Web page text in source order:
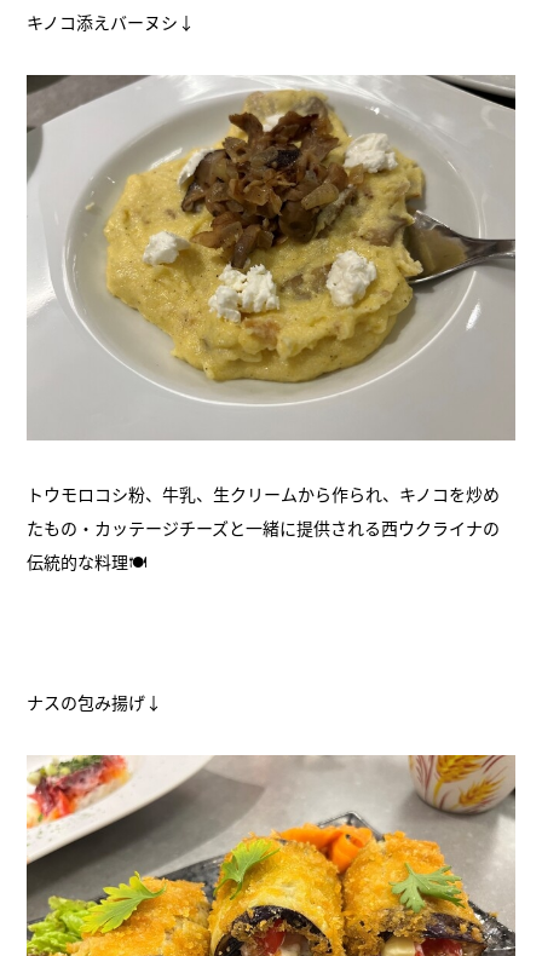
キノコ添えバーヌシ↓
トウモロコシ粉、牛乳、生クリームから作られ、キノコを炒め
たもの・カッテージチーズと一緒に提供される西ウクライナの
伝統的な料理🍽
ナスの包み揚げ↓